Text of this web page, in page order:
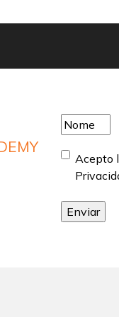
Nome*
Acepto